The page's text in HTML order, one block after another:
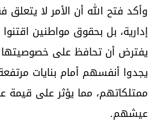
وأكد فتح الله أن الأمر لا يتعلق
إدارية، بل بحقوق مواطنين
يفترض أن تحافظ على خصوصيتها
يجدوا أنفسهم أمام بنايات
ممتلكاتهم، مما يؤثر على قيمة
عيشهم.